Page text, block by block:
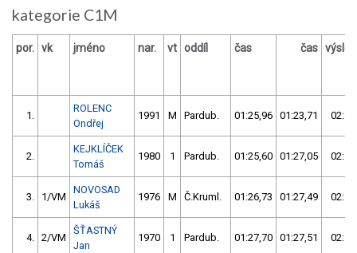
kategorie C1M
por. vk jméno nar. vt oddíl čas čas
1.
ROLENC
Ondřej
1991 M Pardub. 01:25,96 01:23,71
2.
KEJKLÍČEK
Tomáš
1980 1 Pardub. 01:25,60 01:27,05
3. 1/VM
NOVOSAD
Lukáš
1976 M Č.Kruml. 01:26,73 01:27,49
4. 2/VM
ŠŤASTNÝ
Jan
1970 1 Pardub. 01:27,70 01:27,51